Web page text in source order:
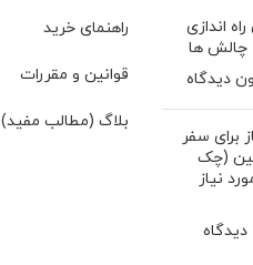
اندازی
چالش ها
دیدگاه
برای سفر
(چک
نیاز
راهنمای خرید
قوانین و مقررات
بلاگ (مطالب مفید)